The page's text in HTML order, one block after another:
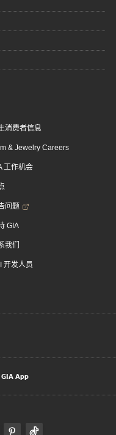
消费者信息
& Jewelry Careers
工作机会
问题
GIA
我们
开发人员
App